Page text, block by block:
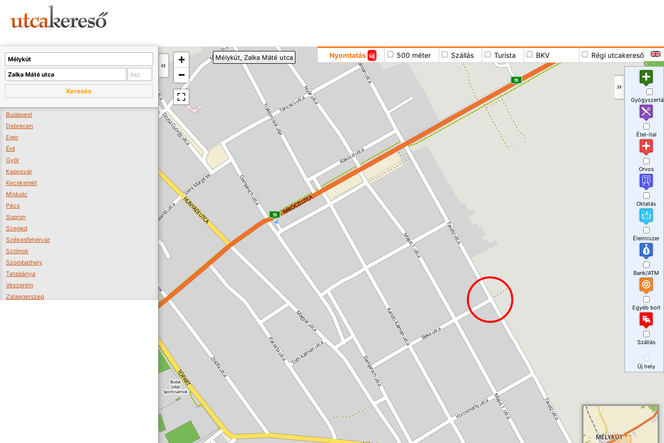
+
−
Nyomtatás új 500 méter Szállás Turista BKV Régi utcakereső
Mélykút, Zalka Máté utca
Keresés
Budapest
Debrecen
Eger
Érd
Győr
Kaposvár
Kecskemét
Miskolc
Pécs
Sopron
Szeged
Székesfehérvár
Szolnok
Szombathely
Tatabánya
Veszprém
Zalaegerszeg
Étel-ital
Orvos
Oktatás
Élelmiszer
Bank/ATM
Egyéb bolt
Szállás
Új hely
A térképet kicsinyíteni kell, hogy látszódjanak a boltok.
Boltok látszódjanak >>